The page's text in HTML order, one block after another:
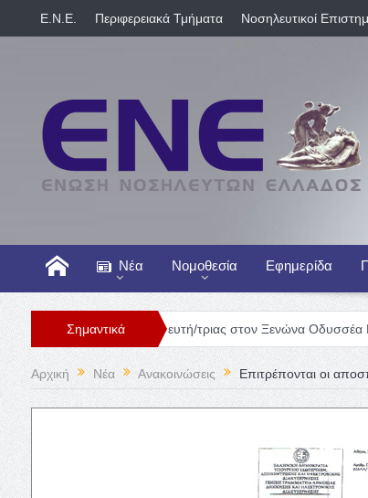
E.N.E. Περιφερειακά Τμήματα Νοσηλευτικοί
Νέα Νομοθεσία Εφημερίδα
Σημαντικά
Θέση Νοσηλευτή/τριας στον Ξενώνα Οδυσσέα ΕΠΑΨΥ
Αρχική Νέα Ανακοινώσεις Επιτρέπονται οι